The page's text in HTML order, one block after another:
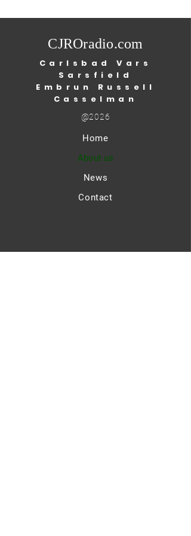
CJROradio.com
Carlsbad Vars
Sarsfield
Embrun Russell
Casselman
@2026
Home
About us
News
Contact